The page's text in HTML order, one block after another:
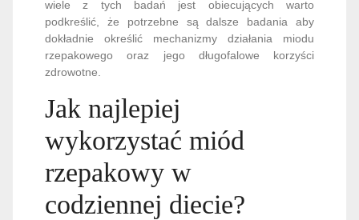
wiele z tych badań jest obiecujących warto
podkreślić, że potrzebne są dalsze badania aby
dokładnie określić mechanizmy działania miodu
rzepakowego oraz jego długofalowe korzyści
zdrowotne.
Jak najlepiej
wykorzystać miód
rzepakowy w
codziennej diecie?